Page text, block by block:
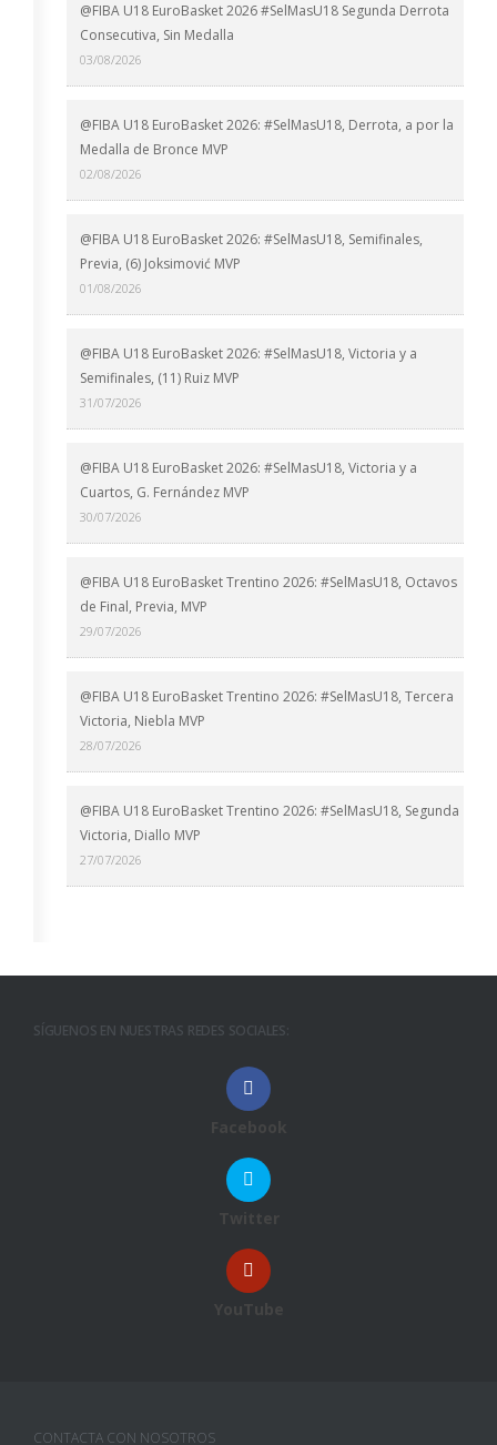
@FIBA U18 EuroBasket 2026 #SelMasU18 Segunda Derrota
Consecutiva, Sin Medalla
03/08/2026
@FIBA U18 EuroBasket 2026: #SelMasU18, Derrota, a por la
Medalla de Bronce MVP
02/08/2026
@FIBA U18 EuroBasket 2026: #SelMasU18, Semifinales,
Previa, (6) Joksimović MVP
01/08/2026
@FIBA U18 EuroBasket 2026: #SelMasU18, Victoria y a
Semifinales, (11) Ruiz MVP
31/07/2026
@FIBA U18 EuroBasket 2026: #SelMasU18, Victoria y a
Cuartos, G. Fernández MVP
30/07/2026
@FIBA U18 EuroBasket Trentino 2026: #SelMasU18, Octavos
de Final, Previa, MVP
29/07/2026
@FIBA U18 EuroBasket Trentino 2026: #SelMasU18, Tercera
Victoria, Niebla MVP
28/07/2026
@FIBA U18 EuroBasket Trentino 2026: #SelMasU18, Segunda
Victoria, Diallo MVP
27/07/2026
SÍGUENOS EN NUESTRAS REDES SOCIALES:
Facebook
Twitter
YouTube
CONTACTA CON NOSOTROS